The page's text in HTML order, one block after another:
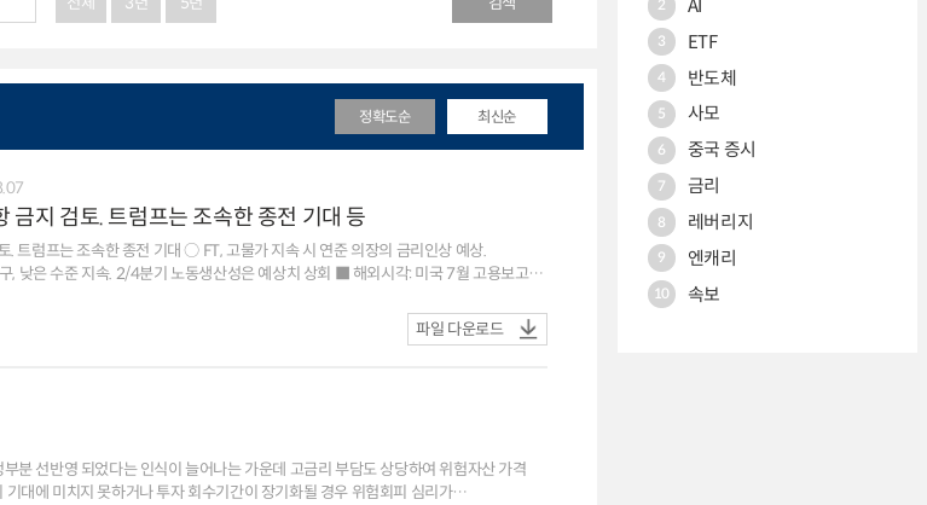
정확도순 최신순
금지 검토. 트럼프는 조속한 종전 기대 등
트럼프는 조속한 종전 기대 ○ FT, 고물가 지속 시 연준 의장의 금리인상 예상.
분기 노동생산성은 예상치 상회 ■ 해외시각: 미국 7월 고용보고서,
파일 다운로드
선반영 되었다는 인식이 늘어나는 가운데 고금리 부담도 상당하여 위험자산 가격
대에 미치지 못하거나 투자 회수기간이 장기화될 경우 위험회피 심리가
2 AI
3 ETF
4 반도체
5 사모
6 중국 증시
6 중국 증시
7 금리
8 레버리지
9 엔캐리
10 속보